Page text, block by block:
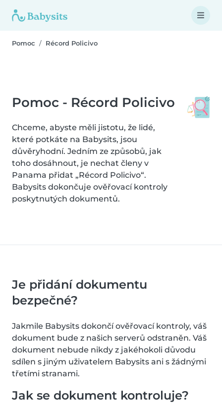
Pomoc Récord Policivo
Pomoc - Récord Policivo
Chceme, abyste měli jistotu, že lidé,
které potkáte na Babysits, jsou
důvěryhodní. Jedním ze způsobů, jak
toho dosáhnout, je nechat členy v
Panama přidat „Récord Policivo“.
Babysits dokončuje ověřovací kontroly
poskytnutých dokumentů.
Je přidání dokumentu
bezpečné?
Jakmile Babysits dokončí ověřovací kontroly, váš
dokument bude z našich serverů odstraněn. Váš
dokument nebude nikdy z jakéhokoli důvodu
sdílen s jiným uživatelem Babysits ani s žádnými
třetími stranami.
Jak se dokument kontroluje?